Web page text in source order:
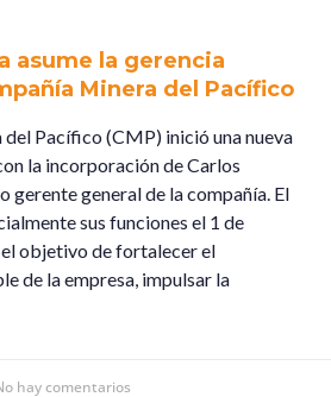
asume la gerencia
Minera del Pacífico
Pacífico (CMP) inició una nueva
la incorporación de Carlos
gerente general de la compañía. El
sus funciones el 1 de
objetivo de fortalecer el
de la empresa, impulsar la
hay comentarios